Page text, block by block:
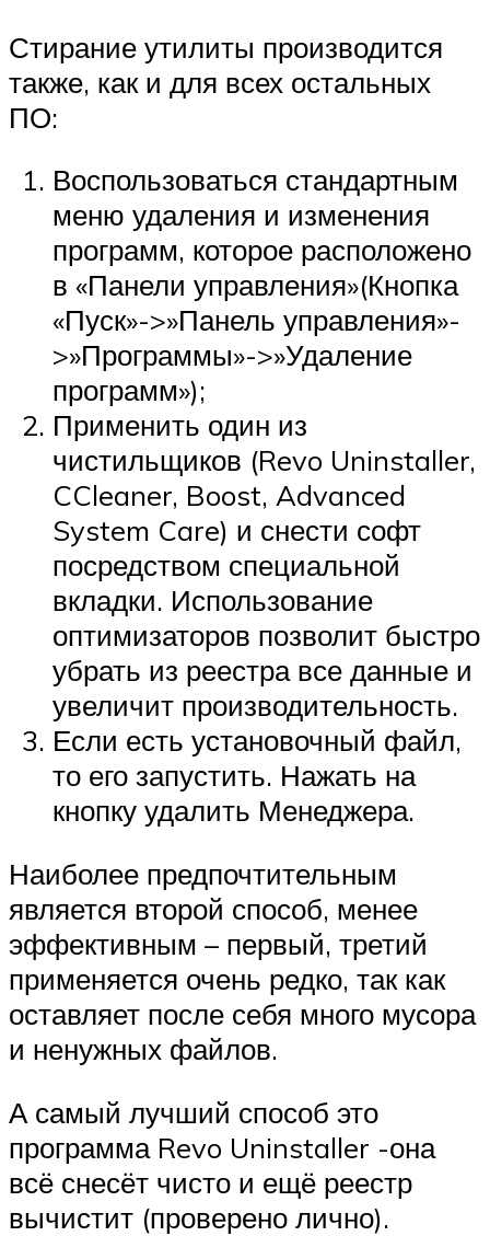
Стирание утилиты производится
также, как и для всех остальных
ПО:
Воспользоваться стандартным
меню удаления и изменения
программ, которое расположено
в «Панели управления»(Кнопка
«Пуск»->»Панель управления»-
>»Программы»->»Удаление
программ»);
Применить один из
чистильщиков (Revo Uninstaller,
CCleaner, Boost, Advanced
System Care) и снести софт
посредством специальной
вкладки. Использование
оптимизаторов позволит быстро
убрать из реестра все данные и
увеличит производительность.
Если есть установочный файл,
то его запустить. Нажать на
кнопку удалить Менеджера.
Наиболее предпочтительным
является второй способ, менее
эффективным – первый, третий
применяется очень редко, так как
оставляет после себя много мусора
и ненужных файлов.
А самый лучший способ это
программа Revo Uninstaller -она
всё снесёт чисто и ещё реестр
вычистит (проверено лично).